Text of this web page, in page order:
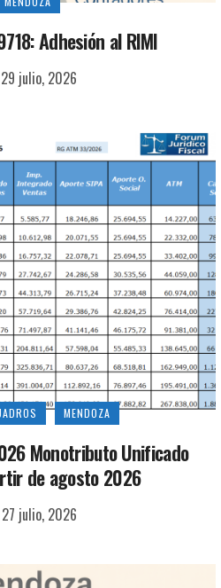
Adhesión al RIMI
29 julio, 2026
MENDOZA
Monotributo Unificado
de agosto 2026
27 julio, 2026